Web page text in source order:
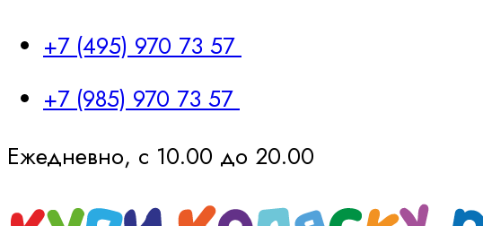
+7 (495) 970 73 57
+7 (985) 970 73 57
Ежедневно, с 10.00 до 20.00